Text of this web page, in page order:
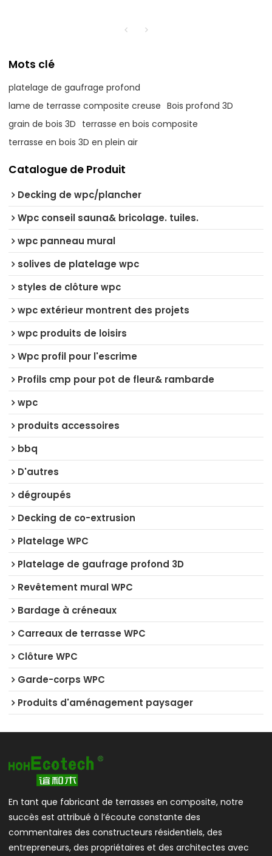
Mots clé
platelage de gaufrage profond
lame de terrasse composite creuse Bois profond 3D
grain de bois 3D terrasse en bois composite
terrasse en bois 3D en plein air
Catalogue de Produit
Decking de wpc/plancher
Wpc conseil sauna& bricolage. tuiles.
wpc panneau mural
solives de platelage wpc
styles de clôture wpc
wpc extérieur montrent des projets
wpc produits de loisirs
Wpc profil pour l'escrime
Profils cmp pour pot de fleur& rambarde
wpc
produits accessoires
bbq
D'autres
dégroupés
Decking de co-extrusion
Platelage WPC
Platelage de gaufrage profond 3D
Revêtement mural WPC
Bardage à créneaux
Carreaux de terrasse WPC
Clôture WPC
Garde-corps WPC
Produits d'aménagement paysager
En tant que fabricant de terrasses en composite, notre
succès est attribué à l’écoute constante des
commentaires des constructeurs résidentiels, des
entrepreneurs, des propriétaires et des architectes avec